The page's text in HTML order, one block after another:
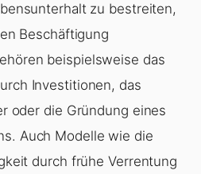
zu bestreiten,
Beschäftigung
beispielsweise das
Investitionen, das
oder die Gründung eines
Auch Modelle wie die
durch frühe Verrentung